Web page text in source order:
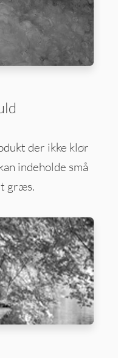
der ikke klør
indeholde små
græs.